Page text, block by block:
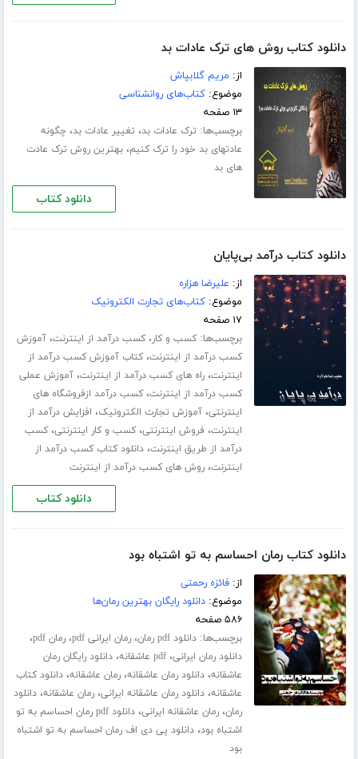
دانلود کتاب روش های ترک عادات بد
از: مریم گلابپاش
موضوع:کتاب‌های روانشناسی
۱۳ صفحه
برچسب‌ها: ترک عادات بد، تغییر عادات بد، چگونه
عادتهای بد خود را ترک کنیم،بهترین روش ترک عادت
های بد
دانلود کتاب
دانلود کتاب درآمد بی‌پایان
از: علیرضا هزاره
موضوع:کتاب‌های تجارت الکترونیک
۱۷ صفحه
برچسب‌ها:کسب و کار،کسب درآمد از اینترنت،آموزش
کسب درآمد از اینترنت،کتاب آموزش کسب درآمد از
اینترنت،راه های کسب درآمد از اینترنت،آموزش عملی
کسب درآمد از اینترنت،کسب درآمد ازفروشگاه های
اینترنتی،آموزش تجارت الکترونیک، افزایش درآمد از
اینترنت، فروش اینترنتی،کسب و کار اینترنتی،کسب
درآمد از طریق اینترنت،دانلود کتاب کسب درآمد از
اینترنت،روش های کسب درآمد از اینترنت
دانلود کتاب
دانلود کتاب رمان احساسم به تو اشتباه بود
از:فائزه رحمتی
موضوع:دانلود رایگان بهترین رمان‌ها
۵۸۶ صفحه
برچسب‌ها:دانلود pdf رمان ،رمان ایرانی pdf ،رمان pdf ،
دانلود رمان ایرانی،pdf عاشقانه ،دانلود رایگان رمان
عاشقانه،دانلود رمان عاشقانه،رمان عاشقانه،دانلود کتاب
عاشقانه،دانلود رمان عاشقانه ایرانی،رمان عاشقانه،دانلود
رمان،رمان عاشقانه ایرانی،
دانلود pdf رمان احساسم به تو
اشتباه بود،دانلود پی دی اف رمان احساسم به تو اشتباه
بود